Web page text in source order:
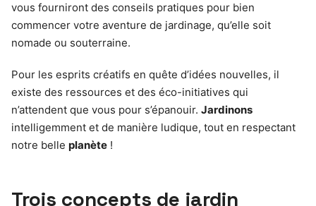
vous fourniront des conseils pratiques pour bien
commencer votre aventure de jardinage, qu’elle soit
nomade ou souterraine.
Pour les esprits créatifs en quête d’idées nouvelles, il
existe des ressources et des éco-initiatives qui
n’attendent que vous pour s’épanouir. Jardinons
intelligemment et de manière ludique, tout en respectant
notre belle planète !
Trois concepts de jardin